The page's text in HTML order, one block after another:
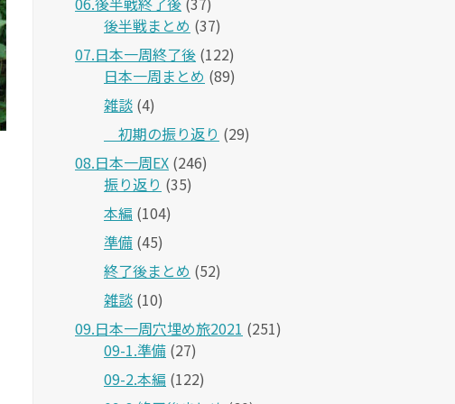
後半戦まとめ (37)
07.日本一周終了後 (122)
日本一周まとめ (89)
雑談 (4)
＿初期の振り返り (29)
08.日本一周EX (246)
振り返り (35)
本編 (104)
準備 (45)
終了後まとめ (52)
雑談 (10)
09.日本一周穴埋め旅2021 (251)
09-1.準備 (27)
09-2.本編 (122)